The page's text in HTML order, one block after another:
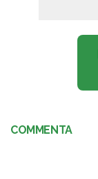
COMMENTA